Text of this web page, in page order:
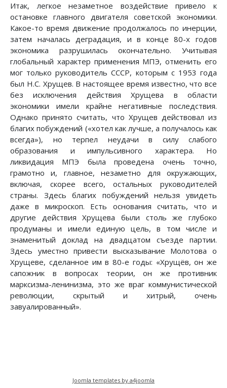
Итак, легкое незаметное воздействие привело к
остановке главного двигателя советской экономики.
Какое-то время движение продолжалось по инерции,
затем началась деградация, и в конце 80-х годов
экономика разрушилась окончательно. Учитывая
глобальный характер применения МПЭ, отменить его
мог только руководитель СССР, которым с 1953 года
был Н.С. Хрущев. В настоящее время известно, что все
без исключения действия Хрущева в области
экономики имели крайне негативные последствия.
Однако принято считать, что Хрущев действовал из
благих побуждений («хотел как лучше, а получалось как
всегда»), но терпел неудачи в силу слабого
образования и импульсивного характера. Но
ликвидация МПЭ была проведена очень точно,
грамотно и, главное, незаметно для окружающих,
включая, скорее всего, остальных руководителей
страны. Здесь благих побуждений нельзя увидеть
даже в микроскоп. Есть основания считать, что и
другие действия Хрущева были столь же глубоко
продуманы и имели единую цель, в том числе и
знаменитый доклад на двадцатом съезде партии.
Здесь уместно привести высказывание Молотова о
Хрущеве, сделанное им в 80-е годы: «Хрущёв, он же
сапожник в вопросах теории, он же противник
марксизма-ленинизма, это же враг коммунистической
революции, скрытый и хитрый, очень
завуалированный».
Joomla templates by a4joomla